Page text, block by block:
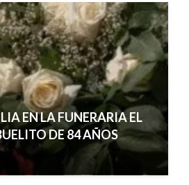
EN LA FUNERARIA EL
DE 84 AÑOS